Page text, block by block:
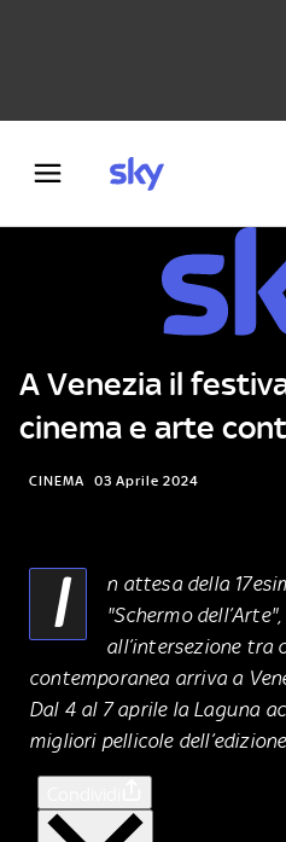
A Venezia il
cinema e arte
CINEMA 03 Aprile 2024
I
n attesa della
"Schermo
all’intersezione tra
contemporanea arriva a
Dal 4 al 7 aprile la Laguna
migliori pellicole